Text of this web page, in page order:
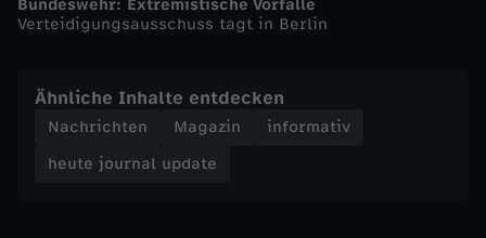
e
-
Bundeswehr: Extremistische Vorfälle
Verteidigungsausschuss tagt in Berlin
Ähnliche Inhalte entdecken
Nachrichten Magazin
informativ
heute journal update